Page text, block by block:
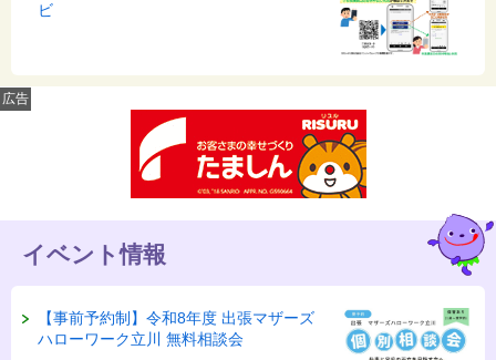
ビ
広告
イベント情報
【事前予約制】令和8年度 出張マザーズ
ハローワーク立川 無料相談会